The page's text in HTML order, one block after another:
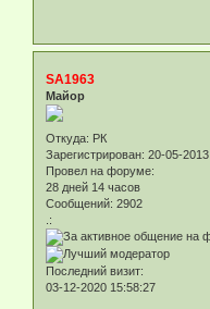
SA1963
Майор
Откуда: РК
Зарегистрирован: 20-05-2013
Провел на форуме:
28 дней 14 часов
Сообщений: 2902
.:
Последний визит:
03-12-2020 15:58:27